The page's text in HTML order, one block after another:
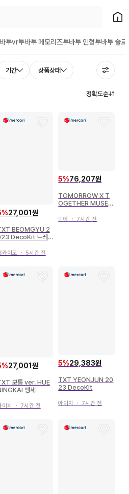
홈으
투vr투바투 메모리즈투바투 인형투바투 슬로
기간 상품상태
정확도순
%27,001원
BEOMGYU 2
DecoKit 트레
카이도 ・ 5시간 전
5%76,207원
TOMORROW X T
OGETHER MUSEU
미에 ・ 7시간 전
%27,001원
보통 ver. HUE
맹세
이치 ・ 7시간 전
5%29,383원
TXT YEONJUN 20
23 DecoKit
아이치 ・ 7시간 전